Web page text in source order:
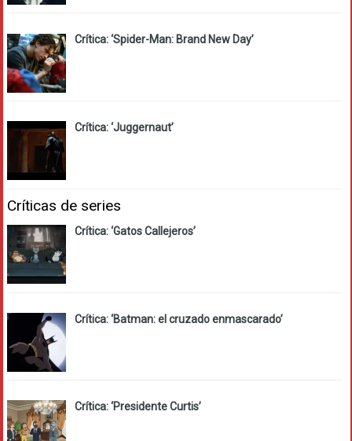
Crítica: ‘Spider-Man: Brand New Day’
Crítica: ‘Juggernaut’
Críticas de series
Crítica: ‘Gatos Callejeros’
Crítica: ‘Batman: el cruzado enmascarado’
Crítica: ‘Presidente Curtis’